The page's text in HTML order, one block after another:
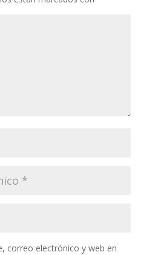
correo electrónico y web en